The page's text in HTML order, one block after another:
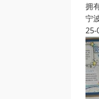
拥
宁
25-